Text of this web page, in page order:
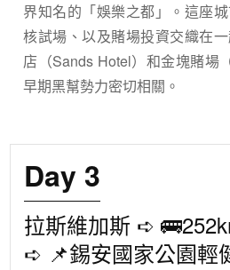
界知名的「娛樂之都」。這座
核試場、以及賭場投資交織在
店（Sands Hotel） 和金塊賭場
早期黑幫勢力密切相關。
Day 3
拉斯維加斯 ➪
➪ 📌錫安國家公園輕